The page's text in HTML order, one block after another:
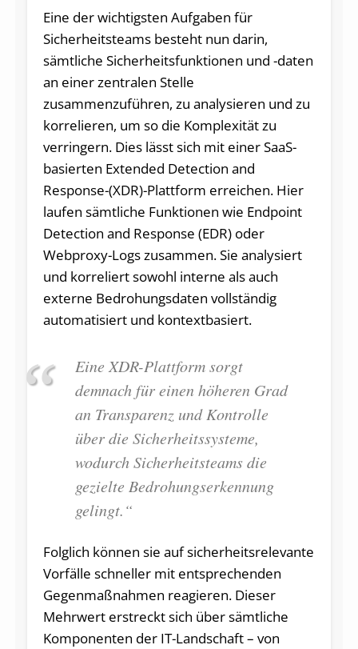
Eine der wichtigsten Aufgaben für
Sicherheitsteams besteht nun darin,
sämtliche Sicherheitsfunktionen und -daten
an einer zentralen Stelle
zusammenzuführen, zu analysieren und zu
korrelieren, um so die Komplexität zu
verringern. Dies lässt sich mit einer SaaS-
basierten Extended Detection and
Response-(XDR)-Plattform erreichen. Hier
laufen sämtliche Funktionen wie Endpoint
Detection and Response (EDR) oder
Webproxy-Logs zusammen. Sie analysiert
und korreliert sowohl interne als auch
externe Bedrohungsdaten vollständig
automatisiert und kontextbasiert.
Eine XDR-Plattform sorgt
demnach für einen höheren Grad
an Transparenz und Kontrolle
über die Sicherheitssysteme,
wodurch Sicherheitsteams die
gezielte Bedrohungserkennung
gelingt.“
Folglich können sie auf sicherheitsrelevante
Vorfälle schneller mit entsprechenden
Gegenmaßnahmen reagieren. Dieser
Mehrwert erstreckt sich über sämtliche
Komponenten der IT-Landschaft – von